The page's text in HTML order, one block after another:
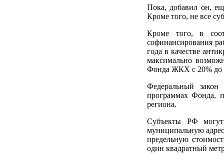
Пока, добавил он,
Кроме того, не все
Кроме того, в
софинансирования
года в качестве
максимально
Фонда ЖКХ с 20% до
Федеральный
программах Фонда,
региона.
Субъекты РФ
муниципальную
предельную
один квадратный